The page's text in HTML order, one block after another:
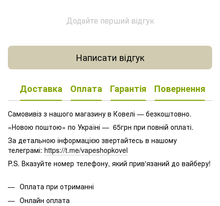
Додайте перший відгук
Написати відгук
Доставка Оплата Гарантія Повернення
Самовивіз з нашого магазину в Ковелі — безкоштовно.
«Новою поштою» по Україні — 65грн при повній оплаті.
За детальною інформацією звертайтесь в нашому
телеграмі: https://t.me/vapeshopkovel
P.S. Вказуйте номер телефону, який прив'язаний до вайберу!
Оплата при отриманні
Онлайн оплата